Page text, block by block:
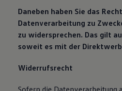
Daneben haben Sie das
Datenverarbeitung zu
zu widersprechen. Das gilt
soweit es mit der
Widerrufsrecht
Sofern die Datenverarbeitung